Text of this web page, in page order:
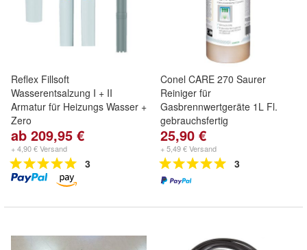
Reflex Fillsoft
Wasserentsalzung I + II
Armatur für Heizungs Wasser +
Zero
ab 209,95 €
+ 4,90 € Versand
3
Conel CARE 270 Saurer
Reiniger für
Gasbrennwertgeräte 1L Fl.
gebrauchsfertig
25,90 €
+ 5,49 € Versand
3